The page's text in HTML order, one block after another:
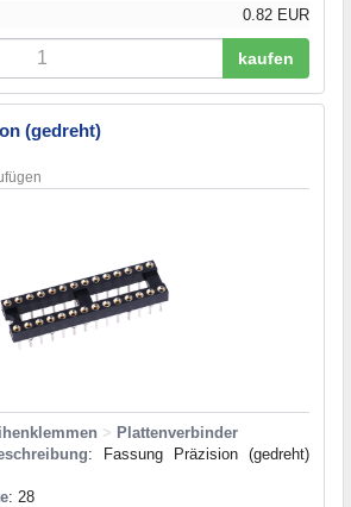
0.82 EUR
kaufen
(gedreht)
> Plattenverbinder
: Fassung Präzision (gedreht)
: 28